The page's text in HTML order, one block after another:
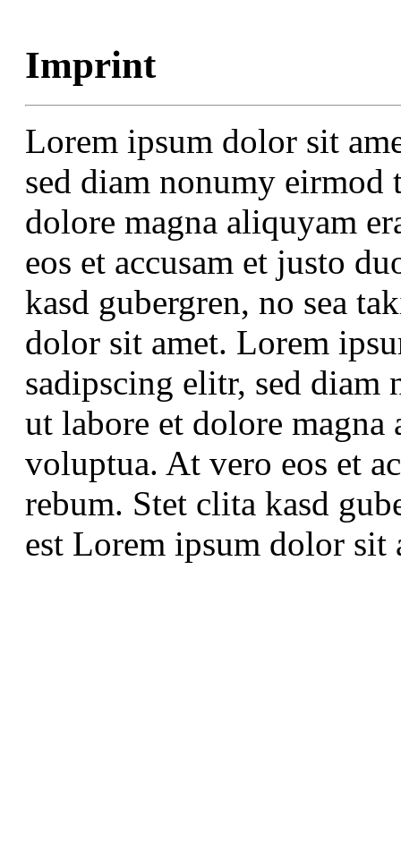
Imprint
Lorem ipsum dolor sit
sed diam nonumy
dolore magna aliquyam
eos et accusam et justo
kasd gubergren, no sea
dolor sit amet. Lorem
sadipscing elitr, sed
ut labore et dolore magna
voluptua. At vero eos et
rebum. Stet clita kasd
est Lorem ipsum dolor sit